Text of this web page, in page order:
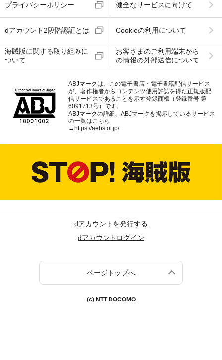
プライバシーポリシー 健全なサービスに向けて
dアカウント2段階認証とは Cookieの利用について
海賊版に関する取り組みに
ついて
お客さまのご利用端末から
の情報の外部送信について
ABJマークは、この電子書店・電子書籍配信サービス
が、著作権者からコンテンツ使用許諾を得た正規版配
信サービスであることを示す登録商標（登録番号 第
6091713号）です。
ABJマークの詳細、ABJマークを掲示しているサービス
の一覧はこちら
→https://aebs.or.jp/
dアカウントを発行する
dアカウントログイン
ページトップへ
(c) NTT DOCOMO